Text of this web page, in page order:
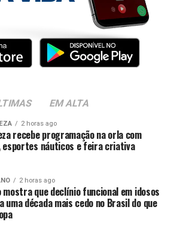
EM ALTA
2 horas ago
recebe programação na orla com
esportes náuticos e feira criativa
2 horas ago
mostra que declínio funcional em idosos
uma década mais cedo no Brasil do que